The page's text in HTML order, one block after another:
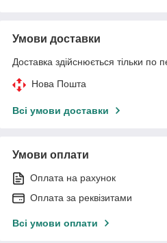
Умови доставки
Доставка здійснюється тільки по
Нова Пошта
Всі умови доставки
Умови оплати
Оплата на рахунок
Оплата за реквізитами
Всі умови оплати